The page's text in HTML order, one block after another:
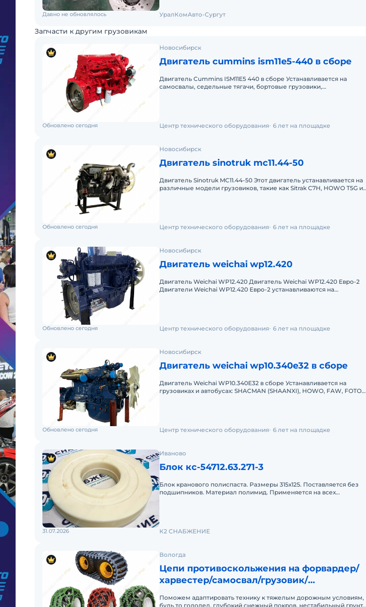
Давно не обновлялось УралКомАвто-Сургут
Запчасти к другим грузовикам
Новосибирск
Двигатель cummins ism11e5-440 в сборе
Двигатель Cummins ISM11E5 440 в сборе Устанавливается на
самосвалы, седельные тягачи, бортовые грузовики,
Обновлено сегодня Центр технического оборудования 6 лет на площадке
Новосибирск
Двигатель sinotruk mc11.44-50
Двигатель Sinotruk MC11.44-50 Этот двигатель устанавливается на
различные модели грузовиков, такие как Sitrak C7H, HOWO T5G и
Обновлено сегодня Центр технического оборудования 6 лет на площадке
Новосибирск
Двигатель weichai wp12.420
Двигатель Weichai WP12.420 Двигатель Weichai WP12.420 Евро-2
Двигатели Weichai WP12.420 Евро-2 устанавливаются на
Обновлено сегодня Центр технического оборудования 6 лет на площадке
Новосибирск
Двигатель weichai wp10.340e32 в сборе
Двигатель Weichai WP10.340E32 в сборе Устанавливается на
грузовиках и автобусах: SHACMAN (SHAANXI), HOWO, FAW, FOTON,
Обновлено сегодня Центр технического оборудования 6 лет на площадке
Иваново
Блок кс-54712.63.271-3
Блок кранового полиспаста. Размеры 315х125. Поставляется без
подшипников. Материал полимид. Применяется на всех
31.07.2026 К2 СНАБЖЕНИЕ
Вологда
Цепи противоскольжения на форвардер/
харвестер/самосвал/грузовик/
Поможем адаптировать технику к тяжелым дорожным условиям,
будь то гололед, глубокий снежный покров, нестабильный грунт,